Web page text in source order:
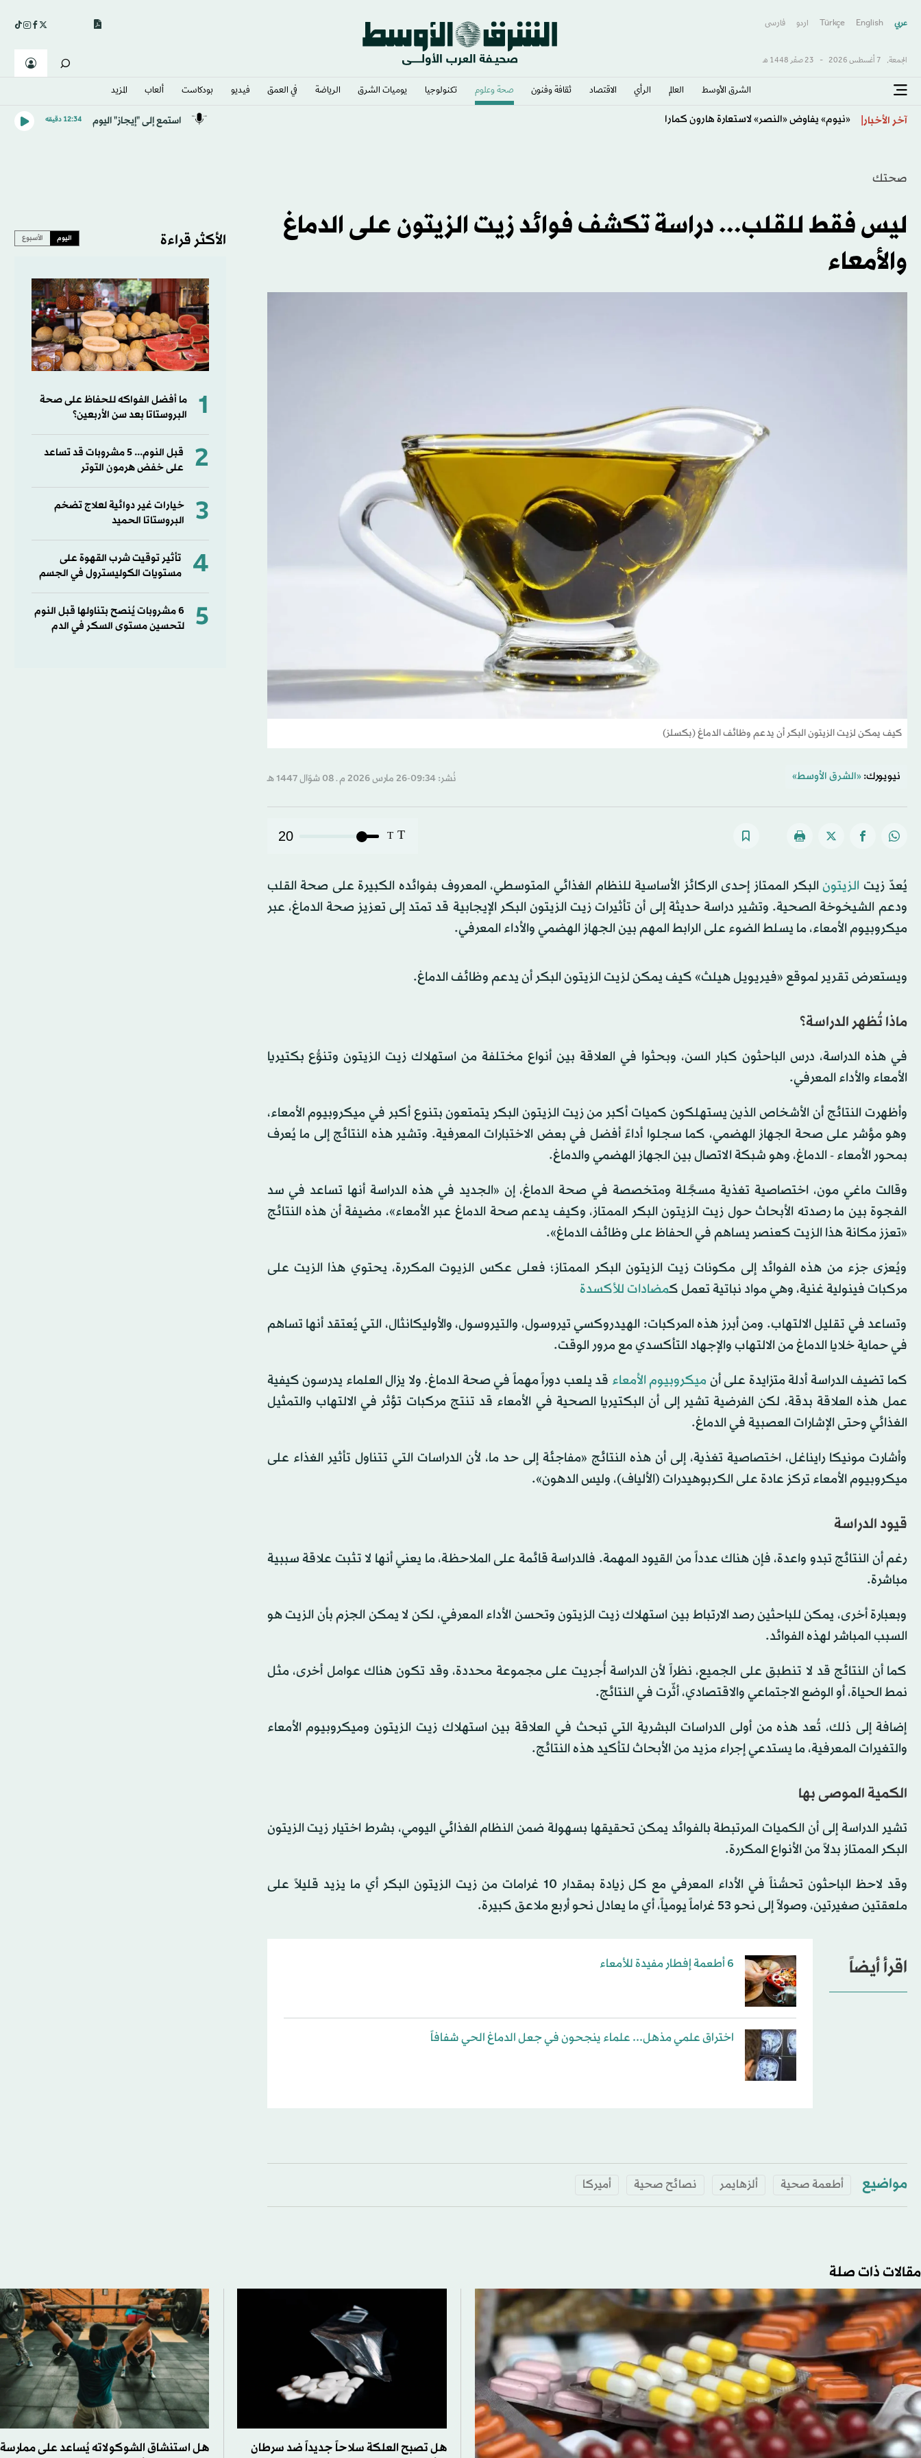
عربي English
Türkçe اردو فارسى
الجمعة, 7 أغسطس 2026 - 23 صفَر 1448 هـ
الشرق الأوسط​ العالم الرأي الاقتصاد ثقافة وفنون صحة وعلوم تكنولوجيا يوميات الشرق​ الرياضة في العمق فيديو بودكاست ألعاب المزيد
آخر الأخبار «نيوم» يفاوض «النصر» لاستعارة هارون كمارا استمع إلى "إيجاز" اليوم 12:34 دقيقه
صحتك
ليس فقط للقلب... دراسة تكشف فوائد زيت الزيتون على الدماغ
والأمعاء
كيف يمكن لزيت الزيتون البكر أن يدعم وظائف الدماغ (بكسلز)
نيويورك: «الشرق الأوسط» نُشر: 09:34-26 مارس 2026 م ـ 08 شوّال 1447 هـ
T
T
20
يُعدّ زيت الزيتون البكر الممتاز إحدى الركائز الأساسية للنظام الغذائي المتوسطي، المعروف بفوائده الكبيرة على صحة القلب
ودعم الشيخوخة الصحية. وتشير دراسة حديثة إلى أن تأثيرات زيت الزيتون البكر الإيجابية قد تمتد إلى تعزيز صحة الدماغ، عبر
ميكروبيوم الأمعاء، ما يسلط الضوء على الرابط المهم بين الجهاز الهضمي والأداء المعرفي.
ويستعرض تقرير لموقع «فيريويل هيلث» كيف يمكن لزيت الزيتون البكر أن يدعم وظائف الدماغ.
ماذا تُظهر الدراسة؟
في هذه الدراسة، درس الباحثون كبار السن، وبحثوا في العلاقة بين أنواع مختلفة من استهلاك زيت الزيتون وتنوُّع بكتيريا
الأمعاء والأداء المعرفي.
وأظهرت النتائج أن الأشخاص الذين يستهلكون كميات أكبر من زيت الزيتون البكر يتمتعون بتنوع أكبر في ميكروبيوم الأمعاء،
وهو مؤشر على صحة الجهاز الهضمي، كما سجلوا أداءً أفضل في بعض الاختبارات المعرفية. وتشير هذه النتائج إلى ما يُعرف
بمحور الأمعاء - الدماغ، وهو شبكة الاتصال بين الجهاز الهضمي والدماغ.
وقالت ماغي مون، اختصاصية تغذية مسجَّلة ومتخصصة في صحة الدماغ، إن «الجديد في هذه الدراسة أنها تساعد في سد
الفجوة بين ما رصدته الأبحاث حول زيت الزيتون البكر الممتاز، وكيف يدعم صحة الدماغ عبر الأمعاء»، مضيفة أن هذه النتائج
«تعزز مكانة هذا الزيت كعنصر يساهم في الحفاظ على وظائف الدماغ».
ويُعزى جزء من هذه الفوائد إلى مكونات زيت الزيتون البكر الممتاز؛ فعلى عكس الزيوت المكررة، يحتوي هذا الزيت على
مركبات فينولية غنية، وهي مواد نباتية تعمل كمضادات للأكسدة
وتساعد في تقليل الالتهاب. ومن أبرز هذه المركبات: الهيدروكسي تيروسول، والتيروسول، والأوليكانثال، التي يُعتقد أنها تساهم
في حماية خلايا الدماغ من الالتهاب والإجهاد التأكسدي مع مرور الوقت.
كما تضيف الدراسة أدلة متزايدة على أن ميكروبيوم الأمعاء قد يلعب دوراً مهماً في صحة الدماغ. ولا يزال العلماء يدرسون كيفية
عمل هذه العلاقة بدقة، لكن الفرضية تشير إلى أن البكتيريا الصحية في الأمعاء قد تنتج مركبات تؤثر في الالتهاب والتمثيل
الغذائي وحتى الإشارات العصبية في الدماغ.
وأشارت مونيكا رايناغل، اختصاصية تغذية، إلى أن هذه النتائج «مفاجئة إلى حد ما، لأن الدراسات التي تتناول تأثير الغذاء على
ميكروبيوم الأمعاء تركز عادة على الكربوهيدرات (الألياف)، وليس الدهون».
قيود الدراسة
رغم أن النتائج تبدو واعدة، فإن هناك عدداً من القيود المهمة. فالدراسة قائمة على الملاحظة، ما يعني أنها لا تثبت علاقة سببية
مباشرة.
وبعبارة أخرى، يمكن للباحثين رصد الارتباط بين استهلاك زيت الزيتون وتحسن الأداء المعرفي، لكن لا يمكن الجزم بأن الزيت هو
السبب المباشر لهذه الفوائد.
كما أن النتائج قد لا تنطبق على الجميع، نظراً لأن الدراسة أُجريت على مجموعة محددة، وقد تكون هناك عوامل أخرى، مثل
نمط الحياة، أو الوضع الاجتماعي والاقتصادي، أثّرت في النتائج.
إضافة إلى ذلك، تُعد هذه من أولى الدراسات البشرية التي تبحث في العلاقة بين استهلاك زيت الزيتون وميكروبيوم الأمعاء
والتغيرات المعرفية، ما يستدعي إجراء مزيد من الأبحاث لتأكيد هذه النتائج.
الكمية الموصى بها
تشير الدراسة إلى أن الكميات المرتبطة بالفوائد يمكن تحقيقها بسهولة ضمن النظام الغذائي اليومي، بشرط اختيار زيت الزيتون
البكر الممتاز بدلاً من الأنواع المكررة.
وقد لاحظ الباحثون تحسُّناً في الأداء المعرفي مع كل زيادة بمقدار 10 غرامات من زيت الزيتون البكر أي ما يزيد قليلاً على
ملعقتين صغيرتين، وصولاً إلى نحو 53 غراماً يومياً، أي ما يعادل نحو أربع ملاعق كبيرة.
اقرأ أيضاً 6 أطعمة إفطار مفيدة للأمعاء
اختراق علمي مذهل... علماء ينجحون في جعل الدماغ الحي شفافاً
مواضيع أطعمة صحية ألزهايمر نصائح صحية أميركا
الأكثر قراءة اليوم الأسبوع
1
ما أفضل الفواكه للحفاظ على صحة
البروستاتا بعد سن الأربعين؟
2
قبل النوم... 5 مشروبات قد تساعد
على خفض هرمون التوتر
3
خيارات غير دوائية لعلاج تضخم
البروستاتا الحميد
4
تأثير توقيت شرب القهوة على
مستويات الكوليسترول في الجسم
5
6 مشروبات يُنصح بتناولها قبل النوم
لتحسين مستوى السكر في الدم
مقالات ذات صلة
هل تصبح العلكة سلاحاً جديداً ضد سرطان
هل استنشاق الشوكولاته يُساعد على ممارسة